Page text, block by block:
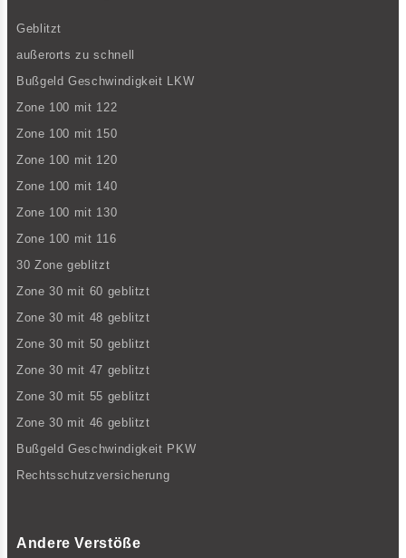
Geblitzt
außerorts zu schnell
Bußgeld Geschwindigkeit LKW
Zone 100 mit 122
Zone 100 mit 150
Zone 100 mit 120
Zone 100 mit 140
Zone 100 mit 130
Zone 100 mit 116
30 Zone geblitzt
Zone 30 mit 60 geblitzt
Zone 30 mit 48 geblitzt
Zone 30 mit 50 geblitzt
Zone 30 mit 47 geblitzt
Zone 30 mit 55 geblitzt
Zone 30 mit 46 geblitzt
Bußgeld Geschwindigkeit PKW
Rechtsschutzversicherung
Andere Verstöße